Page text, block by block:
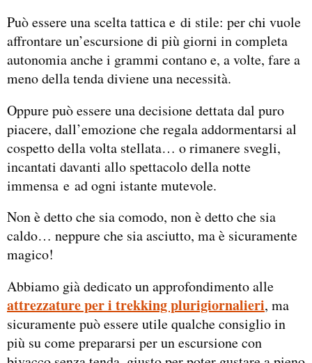
Può essere una scelta tattica e di stile: per chi vuole
affrontare un’escursione di più giorni in completa
autonomia anche i grammi contano e, a volte, fare a
meno della tenda diviene una necessità.
Oppure può essere una decisione dettata dal puro
piacere, dall’emozione che regala addormentarsi al
cospetto della volta stellata… o rimanere svegli,
incantati davanti allo spettacolo della notte
immensa e ad ogni istante mutevole.
Non è detto che sia comodo, non è detto che sia
caldo… neppure che sia asciutto, ma è sicuramente
magico!
Abbiamo già dedicato un approfondimento alle
attrezzature per i trekking plurigiornalieri, ma
sicuramente può essere utile qualche consiglio in
più su come prepararsi per un escursione con